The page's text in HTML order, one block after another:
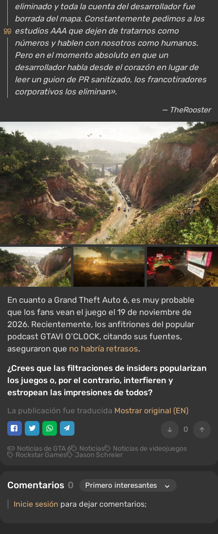
eliminado y toda la cuenta del desarrollador fue
borrada del mapa. Constantemente pedimos a los
estudios AAA que dejen de tratarnos como
números y hablen con nosotros como humanos.
Pero en el momento absoluto en que un
desarrollador habla desde el corazón en lugar de
leer un guion de PR sanitizado, los francotiradores
corporativos los eliminan».
— TheRooster
En cuanto a Grand Theft Auto 6, es muy probable
que los fans vean el juego el 19 de noviembre de
2026. Recientemente, los anfitriones del popular
podcast GTAVI O'CLOCK, citando sus fuentes,
aseguraron que no habría retrasos.
¿Crees que las filtraciones de insiders popularizan
los juegos o, por el contrario, interfieren y
estropean las impresiones de todos?
La publicación fue traducida Mostrar original (EN)
0
Noticias de GTA 6 Noticias Noticias de videojuegos
Rockstar Games Jason Schreier
Comentarios 0
Inicie sesión para dejar comentarios;